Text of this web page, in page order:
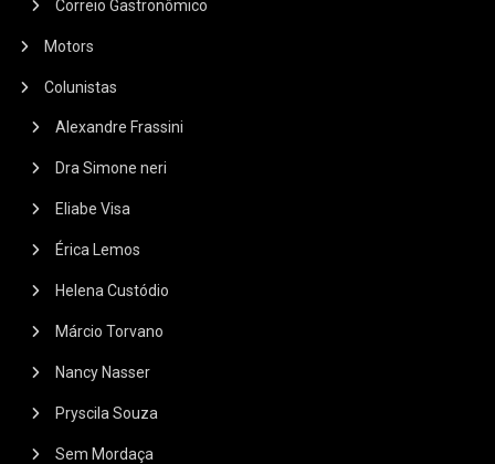
Correio Gastronômico
Motors
Colunistas
Alexandre Frassini
Dra Simone neri
Eliabe Visa
Érica Lemos
Helena Custódio
Márcio Torvano
Nancy Nasser
Pryscila Souza
Sem Mordaça